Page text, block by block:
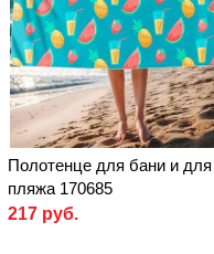
Полотенце для бани и для
пляжа 170685
217 руб.